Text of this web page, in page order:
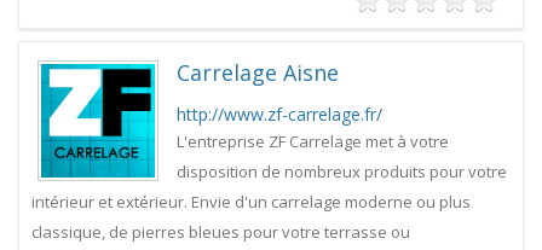
Carrelage Aisne
http://www.zf-carrelage.fr/
L'entreprise ZF Carrelage met à votre
disposition de nombreux produits pour votre
intérieur et extérieur. Envie d'un carrelage moderne ou plus
classique, de pierres bleues pour votre terrasse ou